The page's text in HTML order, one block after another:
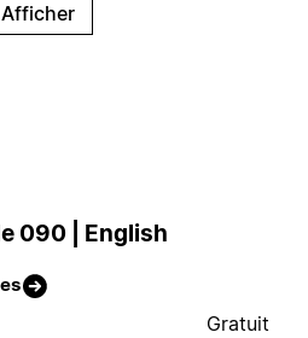
Afficher
090 | English
Gratuit